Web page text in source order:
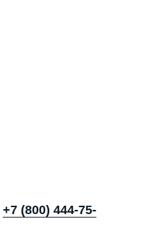
+7 (800) 444-75-